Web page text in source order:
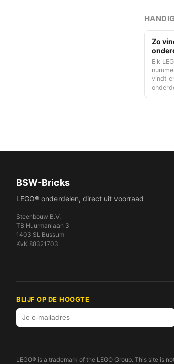
Zo
Elk
vindt
BSW-Bricks
LEGO® onderdelen, direct uit voorraad
Steenbouw B.V.
TB Huurmanlaan 3
1403 SL Bussum
KvK 88321703
BLIJF OP DE HOOGTE
LEGO® is a trademark of the LEGO Group. This site is